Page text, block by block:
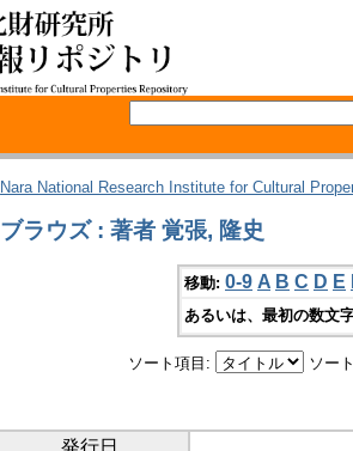
Nara National Research Institute for Cultural
ブラウズ : 著者 覚張, 隆史
移動: 0-9 A B C D E
あるいは、最初の数文
ソート項目: ソー